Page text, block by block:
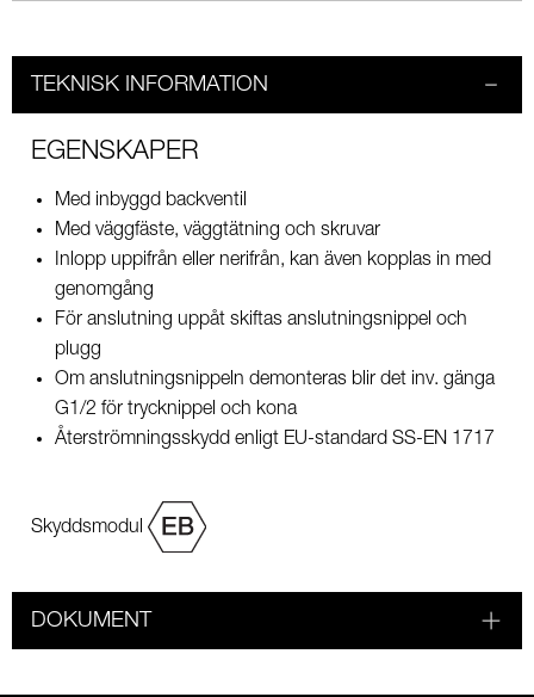
TEKNISK INFORMATION
EGENSKAPER
Med inbyggd backventil
Med väggfäste, väggtätning och skruvar
Inlopp uppifrån eller nerifrån, kan även kopplas in med
genomgång
För anslutning uppåt skiftas anslutningsnippel och
plugg
Om anslutningsnippeln demonteras blir det inv. gänga
G1/2 för trycknippel och kona
Återströmningsskydd enligt EU-standard SS-EN 1717
Skyddsmodul
DOKUMENT